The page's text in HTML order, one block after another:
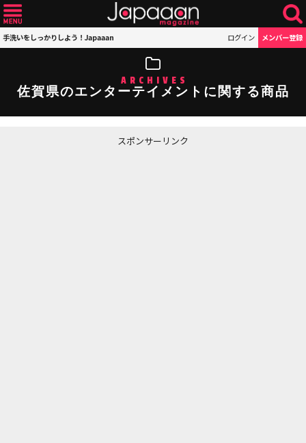
手洗いをしっかりしよう！Japaaan ログイン メンバー登録
ARCHIVES
佐賀県のエンターテイメントに関する商品
スポンサーリンク